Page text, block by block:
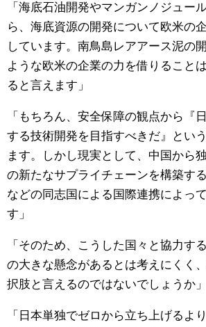
「海底石油開発やマンガンノジュー
ら、海底資源の開発について欧米の
しています。南鳥島レアアース泥の
ような欧米の企業の力を借りること
ると言えます」
「もちろん、安全保障の観点から『
する技術開発を目指すべきだ』とい
ます。しかし現実として、中国から
の新たなサプライチェーンを構築す
などの同志国による国際連携によっ
す」
「そのため、こうした国々と協力す
の大きな懸念があるとは考えにくく
択肢と言えるのではないでしょうか」
「日本単独でゼロから立ち上げるよ